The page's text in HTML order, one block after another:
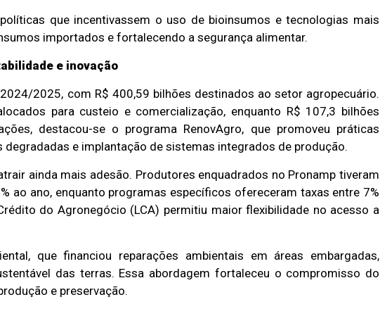
que incentivassem o uso de bioinsumos e tecnologias mais
importados e fortalecendo a segurança alimentar.
e inovação
2025, com R$ 400,59 bilhões destinados ao setor agropecuário.
para custeio e comercialização, enquanto R$ 107,3 bilhões
destacou-se o programa RenovAgro, que promoveu práticas
e implantação de sistemas integrados de produção.
ainda mais adesão. Produtores enquadrados no Pronamp tiveram
ao ano, enquanto programas específicos ofereceram taxas entre 7%
do Agronegócio (LCA) permitiu maior flexibilidade no acesso a
que financiou reparações ambientais em áreas embargadas,
das terras. Essa abordagem fortaleceu o compromisso do
e preservação.